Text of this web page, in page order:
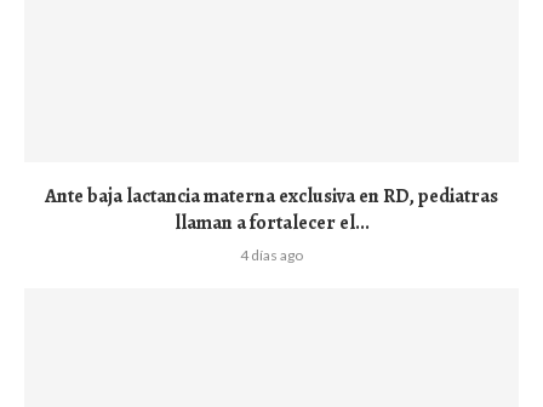
Ante baja lactancia materna exclusiva en RD, pediatras
llaman a fortalecer el...
4 días ago